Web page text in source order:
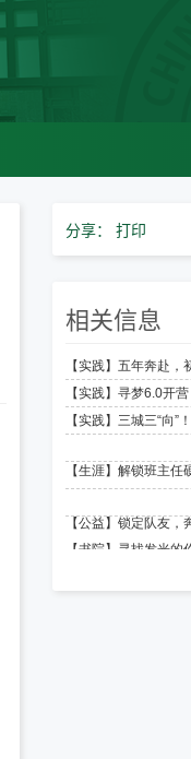
分享： 打印
相关信息